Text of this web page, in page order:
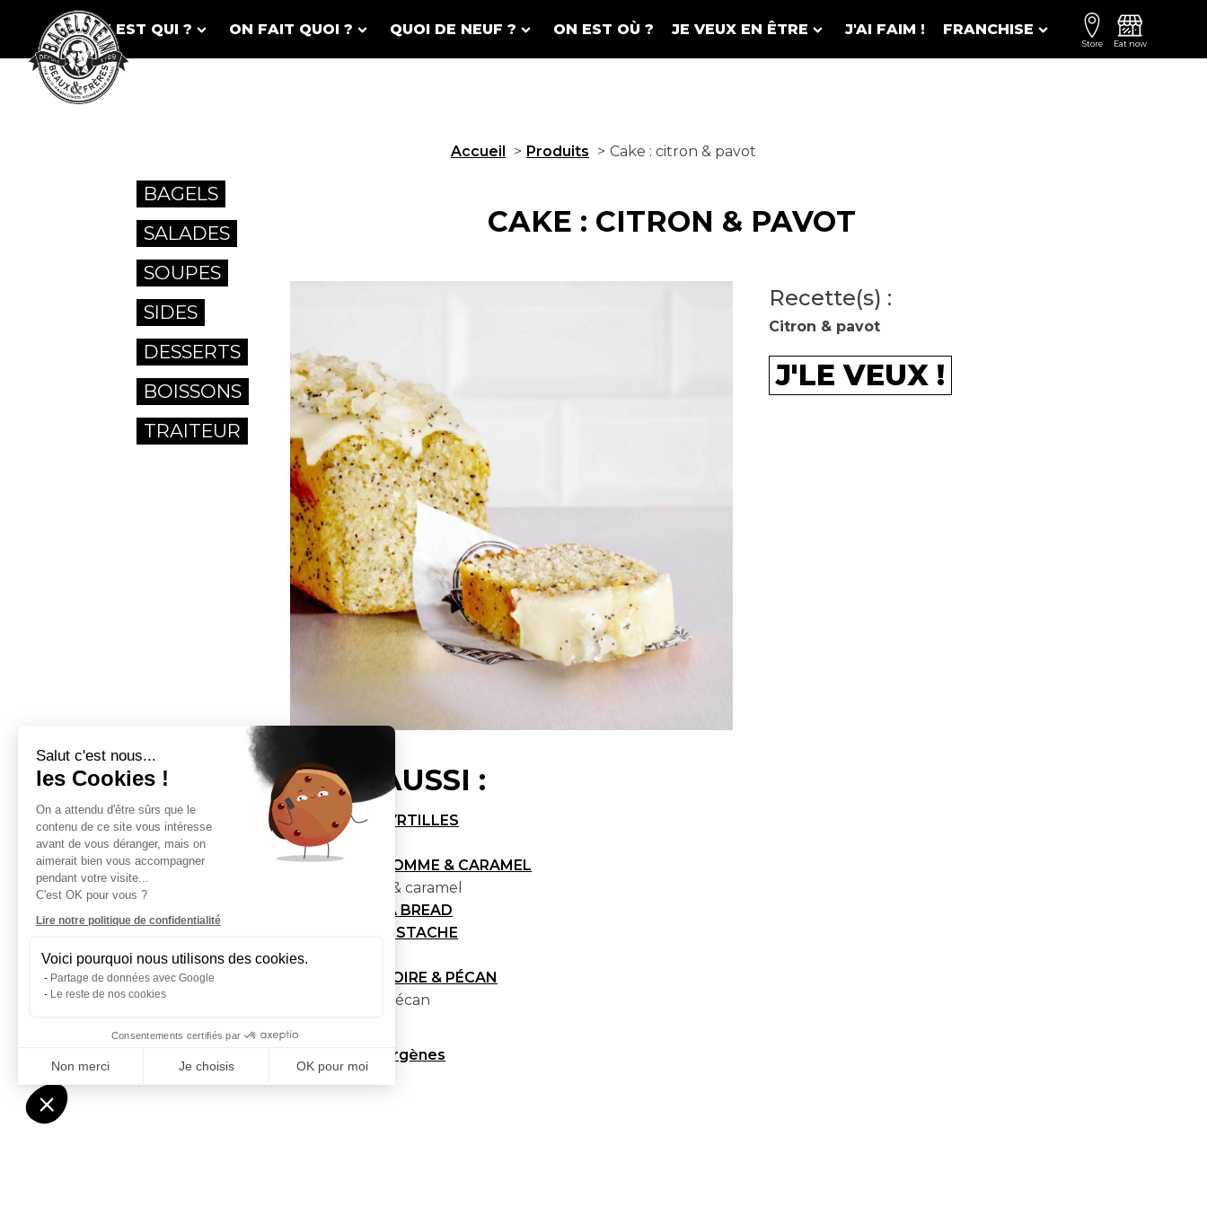
Salut c'est nous...
les Cookies !
On a attendu d'être sûrs que le
contenu de ce site vous intéresse
avant de vous déranger, mais on
aimerait bien vous accompagner
pendant votre visite...
C'est OK pour vous ?
Lire notre politique de confidentialité
Voici pourquoi nous utilisons des cookies.
Partage de données avec Google
Le reste de nos cookies
Consentements certifiés par
Non merci Je choisis OK pour moi
Axeptio consent
Plateforme de Gestion du Consentement : Personnalisez vos Options
ON EST QUI ? ON FAIT QUOI ? QUOI DE NEUF ? ON EST OÙ ? JE VEUX EN ÊTRE J'AI FAIM ! FRANCHISE
Store Eat now
Accueil Produits Cake : citron & pavot
BAGELS
SALADES
SOUPES
SIDES
DESSERTS
BOISSONS
TRAITEUR
CAKE : CITRON & PAVOT
Recette(s) :
Citron & pavot
J'LE VEUX !
ON A AUSSI :
CAKE MYRTILLES
Myrtilles
CAKE : POMME & CARAMEL
Pomme & caramel
BANANA BREAD
CAKE : PISTACHE
CAKE : POIRE & PÉCAN
Poire & pécan
Liste des allergènes